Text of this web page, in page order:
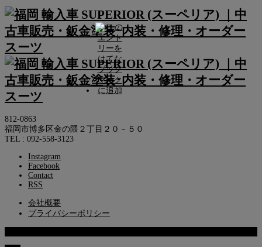
812-0863
福岡市博多区金の隈２丁目２０－５０
TEL : 092-558-3123
Instagram
Facebook
Contact
RSS
会社概要
プライバシーポリシー